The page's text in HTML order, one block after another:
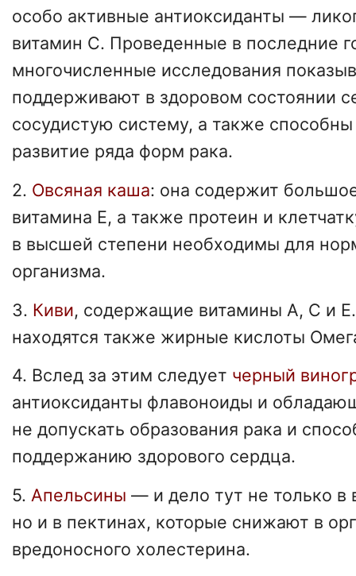
особо активные антиоксиданты —
витамин С. Проведенные в последние
многочисленные исследования
поддерживают в здоровом состоянии
сосудистую систему, а также
развитие ряда форм рака.
2. Овсяная каша: она содержит
витамина Е, а также протеин и
в высшей степени необходимы для
организма.
3. Киви, содержащие витамины А, С и
находятся также жирные кислоты
4. Вслед за этим следует черный
антиоксиданты флавоноиды и
не допускать образования рака и
поддержанию здорового сердца.
5. Апельсины — и дело тут не только в
но и в пектинах, которые снижают в
вредоносного холестерина.